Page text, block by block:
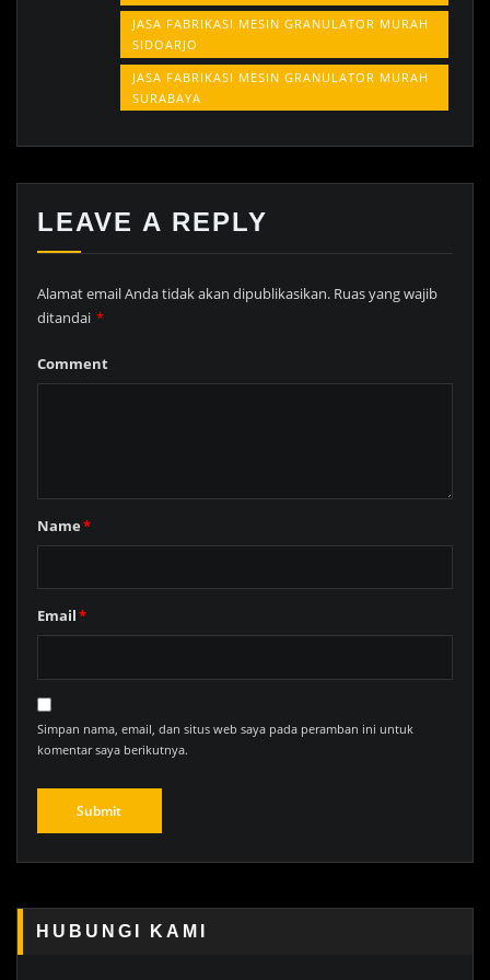
JASA FABRIKASI MESIN GRANULATOR MURAH
SIDOARJO
JASA FABRIKASI MESIN GRANULATOR MURAH
SURABAYA
LEAVE A REPLY
Alamat email Anda tidak akan dipublikasikan. Ruas yang wajib
ditandai *
Comment
Name*
Email*
Simpan nama, email, dan situs web saya pada peramban ini untuk
komentar saya berikutnya.
HUBUNGI KAMI